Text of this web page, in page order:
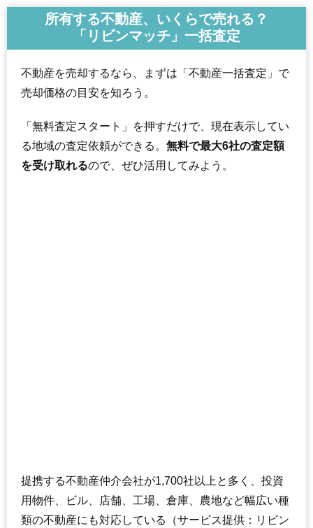
所有する不動産、いくらで売れる？
「リビンマッチ」一括査定
不動産を売却するなら、まずは「不動産一括査定」で
売却価格の目安を知ろう。
「無料査定スタート」を押すだけで、現在表示してい
る地域の査定依頼ができる。 無料で最大6社の査定額
を受け取れるので、ぜひ活用してみよう。
提携する不動産仲介会社が1,700社以上と多く、投資
用物件、ビル、店舗、工場、倉庫、農地など幅広い種
類の不動産にも対応している（サービス提供：リビン